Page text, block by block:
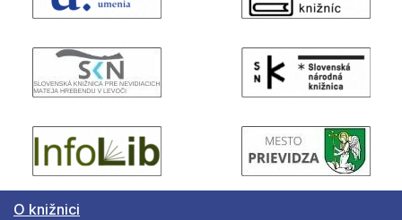
O knižnici